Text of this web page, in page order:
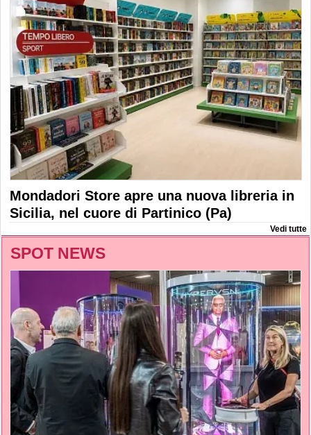
Mondadori Store apre una nuova libreria in
Sicilia, nel cuore di Partinico (Pa)
Vedi tutte
SPOT NEWS